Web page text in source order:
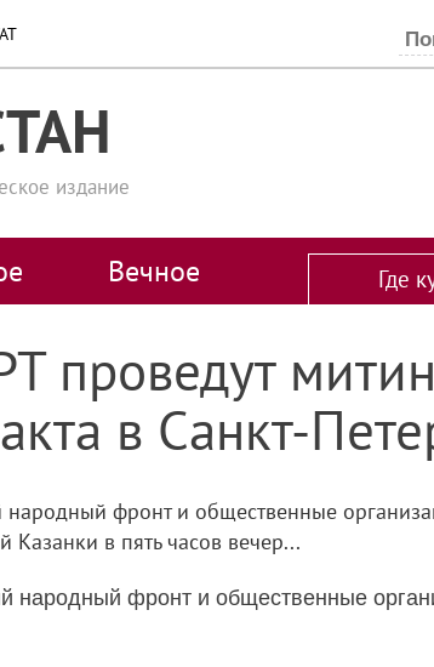
издание
Вечное Где
проведут
в Санкт-
фронт и общественные
Казанки в пять часов вечер...
народный фронт и общественные